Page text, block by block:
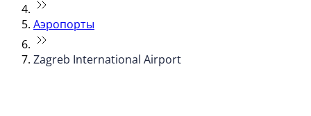
Аэропорты
Zagreb International Airport